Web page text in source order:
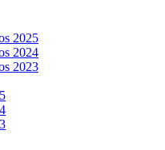
2025
2024
2023